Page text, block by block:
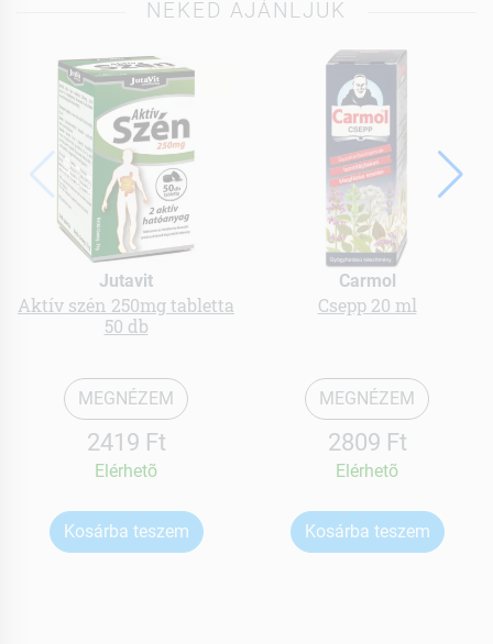
NEKED AJÁNLJUK
Jutavit
Aktív szén 250mg tabletta
50 db
MEGNÉZEM
2419 Ft
Elérhetõ
Kosárba teszem
Carmol
Csepp 20 ml
MEGNÉZEM
2809 Ft
Elérhetõ
Kosárba teszem